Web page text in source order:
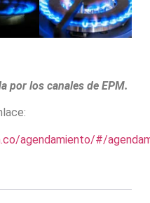
por los canales de EPM.
agendamiento/#/